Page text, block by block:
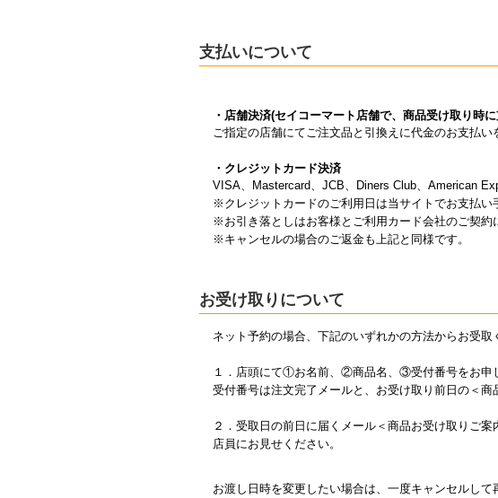
ご注文の確認・
よくあるご質問
支払いについて
・店舗決済(セイコーマート店舗で、商品受け取り時
ご指定の店舗にてご注文品と引換えに代金のお支払
・クレジットカード決済
VISA、Mastercard、JCB、Diners Club、American
※クレジットカードのご利用日は当サイトでお支払い
※お引き落としはお客様とご利用カード会社のご契約
※キャンセルの場合のご返金も上記と同様です。
お受け取りについて
ネット予約の場合、下記のいずれかの方法からお受取
１．店頭にて①お名前、②商品名、③受付番号をお申
受付番号は注文完了メールと、お受け取り前日の＜商
２．受取日の前日に届くメール＜商品お受け取りご
店員にお見せください。
お渡し日時を変更したい場合は、一度キャンセルして